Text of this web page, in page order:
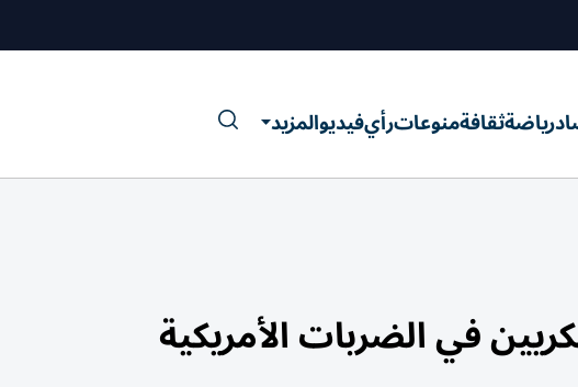
رياضةثقافةمنوعاترأيفيديوالمزيد
في الضربات الأمريكية